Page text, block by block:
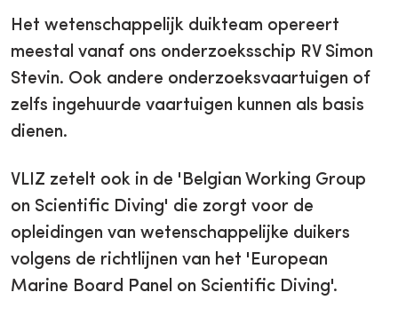
Het wetenschappelijk duikteam opereert
meestal vanaf ons onderzoeksschip RV Simon
Stevin. Ook andere onderzoeksvaartuigen of
zelfs ingehuurde vaartuigen kunnen als basis
dienen.
VLIZ zetelt ook in de 'Belgian Working Group
on Scientific Diving' die zorgt voor de
opleidingen van wetenschappelijke duikers
volgens de richtlijnen van het 'European
Marine Board Panel on Scientific Diving'.